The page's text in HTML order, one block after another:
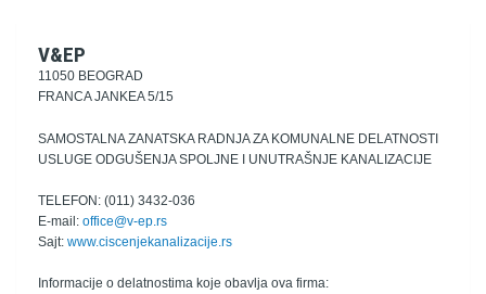
V&EP
11050 BEOGRAD
FRANCA JANKEA 5/15
SAMOSTALNA ZANATSKA RADNJA ZA KOMUNALNE DELATNOSTI
USLUGE ODGUŠENJA SPOLJNE I UNUTRAŠNJE KANALIZACIJE
TELEFON: (011) 3432-036
E-mail: office@v-ep.rs
Sajt: www.ciscenjekanalizacije.rs
Informacije o delatnostima koje obavlja ova firma: